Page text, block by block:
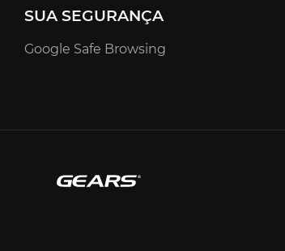
SUA SEGURANÇA
Google Safe Browsing